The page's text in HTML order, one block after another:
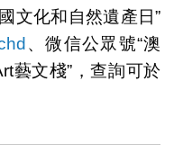
文化和自然遺產日”
、微信公眾號“澳
藝文棧”，查詢可於